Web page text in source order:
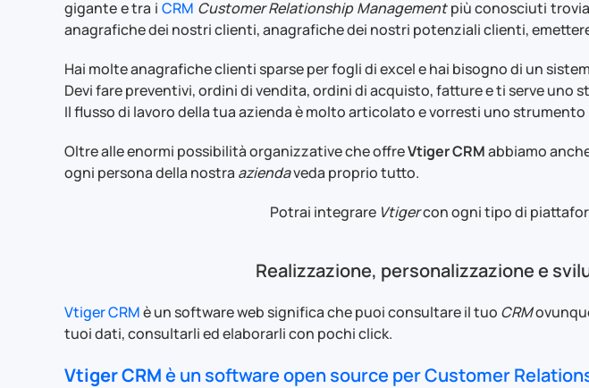
gigante e tra i CRM Customer Relationship Managementpiù conosciuti
anagrafiche dei nostri clienti, anagrafiche dei nostri potenziali clienti,
Hai molte anagrafiche clienti sparse per fogli di excel e hai bisogno di un
Devi fare preventivi, ordini di vendita, ordini di acquisto, fatture e ti serve uno
Il flusso di lavoro della tua azienda è molto articolato e vorresti uno
Oltre alle enormi possibilità organizzative che offreVtiger CRMabbiamo
ogni persona della nostra aziendaveda proprio tutto.
Potrai integrare Vtigercon ogni tipo di
Realizzazione, personalizzazione e
Vtiger CRMè un software web significa che puoi consultare il tuo CRM
tuoi dati, consultarli ed elaborarli con pochi click.
Vtiger CRMè un softwareopen source perCustomer